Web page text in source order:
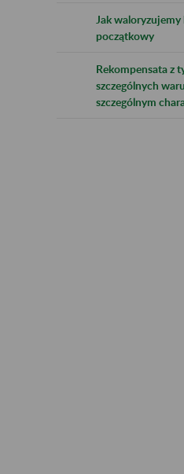
Jak waloryzujemy
początkowy
Rekompensata z
szczególnych
szczególnym